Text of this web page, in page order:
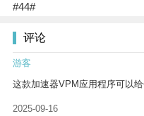
#44#
评论
游客
这款加速器VPM应用程序可以
2025-09-16